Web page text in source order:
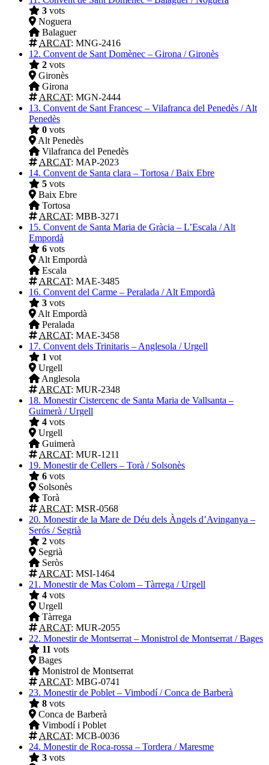
3 vots
Noguera
Balaguer
ARCAT: MNG-2416
12. Convent de Sant Domènec – Girona / Gironès
2 vots
Gironès
Girona
ARCAT: MGN-2444
13. Convent de Sant Francesc – Vilafranca del Penedès / Alt
Penedès
0 vots
Alt Penedès
Vilafranca del Penedès
ARCAT: MAP-2023
14. Convent de Santa clara – Tortosa / Baix Ebre
5 vots
Baix Ebre
Tortosa
ARCAT: MBB-3271
15. Convent de Santa Maria de Gràcia – L’Escala / Alt
Empordà
6 vots
Alt Empordà
Escala
ARCAT: MAE-3485
16. Convent del Carme – Peralada / Alt Empordà
3 vots
Alt Empordà
Peralada
ARCAT: MAE-3458
17. Convent dels Trinitaris – Anglesola / Urgell
1 vot
Urgell
Anglesola
ARCAT: MUR-2348
18. Monestir Cistercenc de Santa Maria de Vallsanta –
Guimerà / Urgell
4 vots
Urgell
Guimerà
ARCAT: MUR-1211
19. Monestir de Cellers – Torà / Solsonès
6 vots
Solsonès
Torà
ARCAT: MSR-0568
20. Monestir de la Mare de Déu dels Àngels d’Avinganya –
Serós / Segrià
2 vots
Segrià
Seròs
ARCAT: MSI-1464
21. Monestir de Mas Colom – Tàrrega / Urgell
4 vots
Urgell
Tàrrega
ARCAT: MUR-2055
22. Monestir de Montserrat – Monistrol de Montserrat / Bages
11 vots
Bages
Monistrol de Montserrat
ARCAT: MBG-0741
23. Monestir de Poblet – Vimbodí / Conca de Barberà
8 vots
Conca de Barberà
Vimbodí i Poblet
ARCAT: MCB-0036
24. Monestir de Roca-rossa – Tordera / Maresme
3 vots